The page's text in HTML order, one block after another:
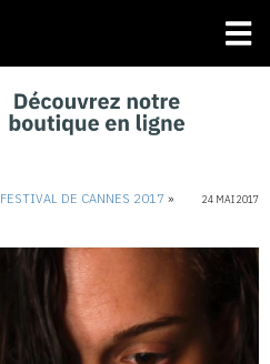
FESTIVAL DE CANNES 2017 »
24 MAI 2017